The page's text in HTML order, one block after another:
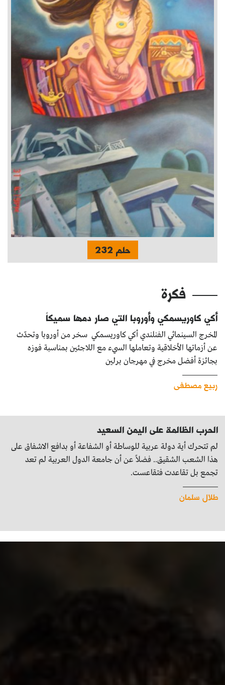
حلم 232
فكرة
أكي كاوريسمكي وأوروبا التي صار دمها سميكاً
المخرج السينمائي الفنلندي أكي كاوريسمكي سخر من أوروبا وتحدّث
عن أزماتها الأخلاقية وتعاملها السيء مع اللاجئين بمناسبة فوزه
بجائزة أفضل مخرج في مهرجان برلين
ربيع مصطفى
الحرب الظالمة على اليمن السعيد
لم تتحرك أية دولة عربية للوساطة أو الشفاعة أو بدافع الاشفاق على
هذا الشعب الشقيق.. فضلاً عن أن جامعة الدول العربية لم تعد
تجمع بل تقاعدت فتقاعست.
طلال سلمان